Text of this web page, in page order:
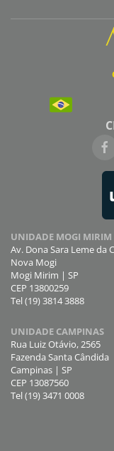
UNIDADE MOGI MIRIM
Av. Dona Sara Leme da
Nova Mogi
Mogi Mirim | SP
CEP 13800259
Tel (19) 3814 3888
UNIDADE CAMPINAS
Rua Luiz Otávio, 2565
Fazenda Santa Cândida
Campinas | SP
CEP 13087560
Tel (19) 3471 0008